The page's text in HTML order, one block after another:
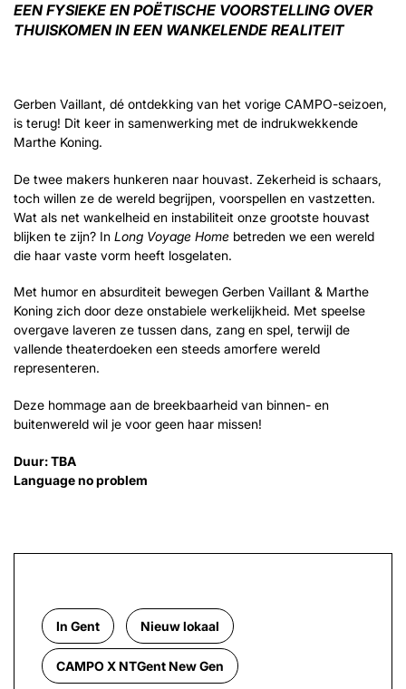
EEN FYSIEKE EN POËTISCHE VOORSTELLING OVER
THUISKOMEN IN EEN WANKELENDE REALITEIT
Gerben Vaillant, dé ontdekking van het vorige CAMPO-seizoen,
is terug! Dit keer in samenwerking met de indrukwekkende
Marthe Koning.
De twee makers hunkeren naar houvast. Zekerheid is schaars,
toch willen ze de wereld begrijpen, voorspellen en vastzetten.
Wat als net wankelheid en instabiliteit onze grootste houvast
blijken te zijn? In Long Voyage Home betreden we een wereld
die haar vaste vorm heeft losgelaten.
Met humor en absurditeit bewegen Gerben Vaillant & Marthe
Koning zich door deze onstabiele werkelijkheid. Met speelse
overgave laveren ze tussen dans, zang en spel, terwijl de
vallende theaterdoeken een steeds amorfere wereld
representeren.
Deze hommage aan de breekbaarheid van binnen- en
buitenwereld wil je voor geen haar missen!
Duur: TBA
Language no problem
In Gent Nieuw lokaal
CAMPO X NTGent New Gen